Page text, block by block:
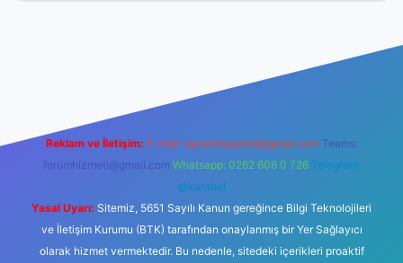
Reklam ve İletişim: E-mail: backlinkpaneli@gmail.com Teams:
forumhizmeti@gmail.com Whatsapp: 0262 606 0 726 Telegram:
@karabul
Yasal Uyarı: Sitemiz, 5651 Sayılı Kanun gereğince Bilgi Teknolojileri
ve İletişim Kurumu (BTK) tarafından onaylanmış bir Yer Sağlayıcı
olarak hizmet vermektedir. Bu nedenle, sitedeki içerikleri proaktif